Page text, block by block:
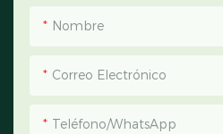
Nombre
Correo Electrónico
Teléfono/WhatsApp